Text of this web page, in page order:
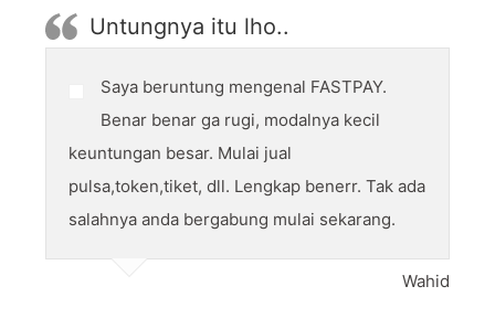
Untungnya itu lho..
Saya beruntung mengenal FASTPAY.
Benar benar ga rugi, modalnya kecil
keuntungan besar. Mulai jual
pulsa,token,tiket, dll. Lengkap benerr. Tak ada
salahnya anda bergabung mulai sekarang.
Wahid